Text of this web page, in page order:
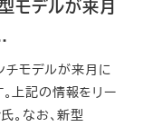
モデルが来月
チモデルが来月に
上記の情報をリー
。なお、新型